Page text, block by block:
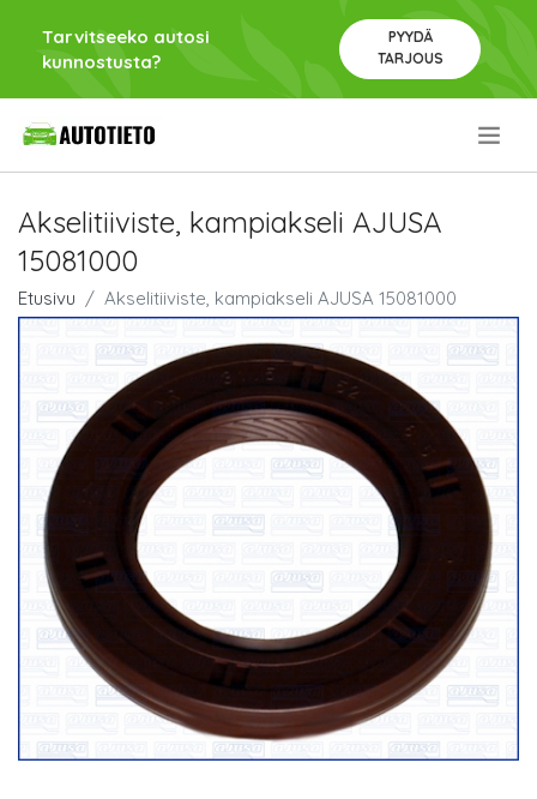
Tarvitseeko autosi
kunnostusta?
PYYDÄ
TARJOUS
Akselitiiviste, kampiakseli AJUSA
15081000
Etusivu Akselitiiviste, kampiakseli AJUSA 15081000